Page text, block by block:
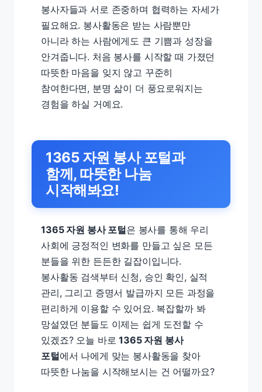
봉사자들과 서로 존중하며 협력하는 자세가
필요해요. 봉사활동은 받는 사람뿐만
아니라 하는 사람에게도 큰 기쁨과 성장을
안겨줍니다. 처음 봉사를 시작할 때 가졌던
따뜻한 마음을 잊지 않고 꾸준히
참여한다면, 분명 삶이 더 풍요로워지는
경험을 하실 거예요.
1365 자원 봉사 포털과
함께, 따뜻한 나눔
시작해봐요!
1365 자원 봉사 포털은 봉사를 통해 우리
사회에 긍정적인 변화를 만들고 싶은 모든
분들을 위한 든든한 길잡이입니다.
봉사활동 검색부터 신청, 승인 확인, 실적
관리, 그리고 증명서 발급까지 모든 과정을
편리하게 이용할 수 있어요. 복잡할까 봐
망설였던 분들도 이제는 쉽게 도전할 수
있겠죠? 오늘 바로1365 자원 봉사
포털에서 나에게 맞는 봉사활동을 찾아
따뜻한 나눔을 시작해보시는 건 어떨까요?